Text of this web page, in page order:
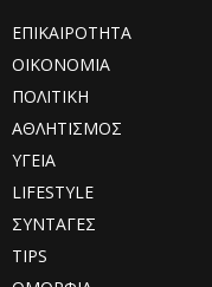
ΕΠΙΚΑΙΡΟΤΗΤΑ
ΟΙΚΟΝΟΜΙΑ
ΠΟΛΙΤΙΚΗ
ΑΘΛΗΤΙΣΜΟΣ
ΥΓΕΙΑ
LIFESTYLE
ΣΥΝΤΑΓΕΣ
TIPS